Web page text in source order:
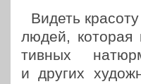
Видеть
людей, которая
тив­ных
и других